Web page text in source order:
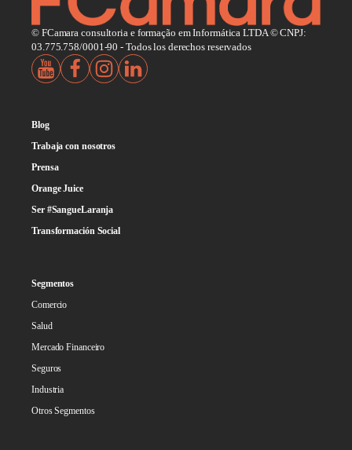
© FCamara consultoria e formação em Informática LTDA © CNPJ:
03.775.758/0001-90 - Todos los derechos reservados
Blog
Trabaja con nosotros
Prensa
Orange Juice
Ser #SangueLaranja
Transformación Social
Segmentos
Comercio
Salud
Mercado Financeiro
Seguros
Industria
Otros Segmentos